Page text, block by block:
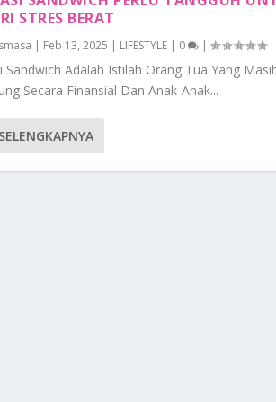
STRES BERAT
| Feb 13, 2025 | LIFESTYLE | 0 |
Sandwich Adalah Istilah Orang Tua Yang
Secara Finansial Dan Anak-Anak...